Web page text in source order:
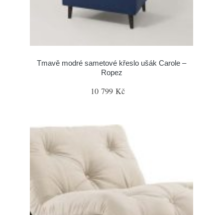
Tmavě modré sametové křeslo ušák Carole –
Ropez
10 799 Kč